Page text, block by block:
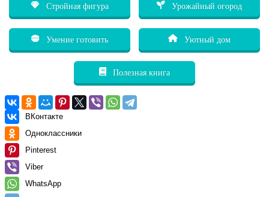
Стройная фигура Урожайный огород
Умение готовить Уютный дом
Полезная книга
ВКонтакте
Одноклассники
Pinterest
Viber
WhatsApp